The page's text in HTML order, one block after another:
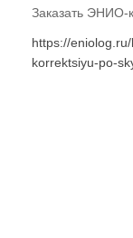
Заказать ЭНИО-
https://
korrektsiyu-po-